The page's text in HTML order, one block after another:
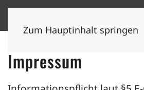
Zum Hauptinhalt springen
Impressum